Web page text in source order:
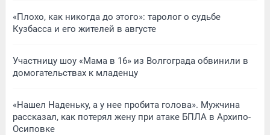
«Плохо, как никогда до этого»: таролог о судьбе
Кузбасса и его жителей в августе
Участницу шоу «Мама в 16» из Волгограда обвинили в
домогательствах к младенцу
«Нашел Наденьку, а у нее пробита голова». Мужчина
рассказал, как потерял жену при атаке БПЛА в Архипо-
Осиповке